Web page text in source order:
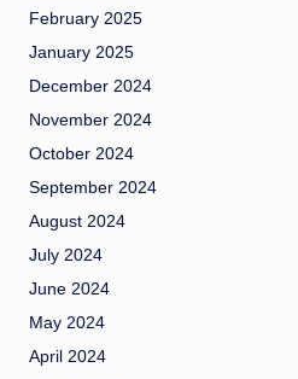
February 2025
January 2025
December 2024
November 2024
October 2024
September 2024
August 2024
July 2024
June 2024
May 2024
April 2024